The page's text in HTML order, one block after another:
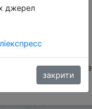
товар можно в боте
джерел
закрити